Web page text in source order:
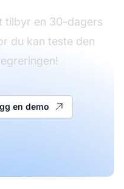
tilbyr en 30-dagers
du kan teste den
en demo